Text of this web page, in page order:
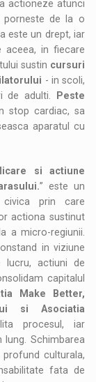
actioneze atunci
porneste de la o
este un drept, iar
aceea, in fiecare
sustin cursuri
- in scoli,
de adulti.
Peste
stop cardiac, sa
aparatul cu
si actiune
” este un
civica prin care
actiona sustinut
a micro-regiunii.
in viziune
lucru, actiuni de
capitalul
Make Better,
si Asociatia
procesul, iar
Schimbarea
culturala,
fata de